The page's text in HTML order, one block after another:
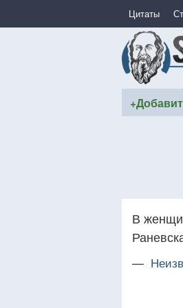
Цитаты
В
—